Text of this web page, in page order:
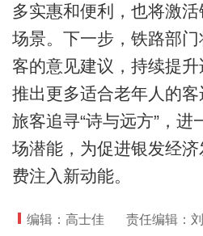
多实惠和便利，也将激
场景。下一步，铁路部
客的意见建议，持续提升
推出更多适合老年人的
旅客追寻“诗与远方”，
场潜能，为促进银发经
费注入新动能。
编辑：高士佳 责任编辑：